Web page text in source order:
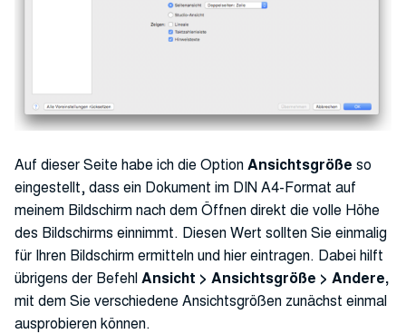
Auf dieser Seite habe ich die Option Ansichtsgröße so
eingestellt, dass ein Dokument im DIN A4-Format auf
meinem Bildschirm nach dem Öffnen direkt die volle Höhe
des Bildschirms einnimmt. Diesen Wert sollten Sie einmalig
für Ihren Bildschirm ermitteln und hier eintragen. Dabei hilft
übrigens der Befehl Ansicht > Ansichtsgröße > Andere,
mit dem Sie verschiedene Ansichtsgrößen zunächst einmal
ausprobieren können.